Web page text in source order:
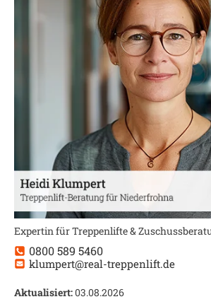
Expertin für Treppenlifte &
0800 589 5460
klumpert@real-treppenlift.de
Aktualisiert:03.08.2026